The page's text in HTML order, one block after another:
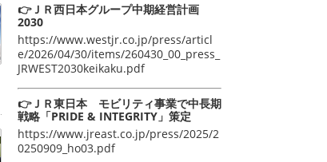
👉ＪＲ西日本グループ中期経営計画
2030
https://www.westjr.co.jp/press/articl
e/2026/04/30/items/260430_00_press_
JRWEST2030keikaku.pdf
👉ＪＲ東日本 モビリティ事業で中長期
戦略「PRIDE & INTEGRITY」策定
https://www.jreast.co.jp/press/2025/2
0250909_ho03.pdf